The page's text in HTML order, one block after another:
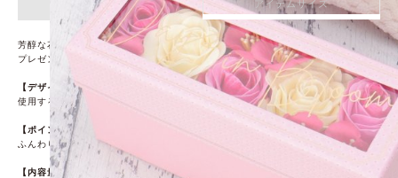
アイテム詳細 アイテムサイズ
芳醇な花のアロマ香るバスフラワーを詰めた華やかバスギフト。
プレゼントにもおすすめです。
【デザイン】
使用するまで飾ってインテリアとしても楽しめるアイテム！
【ポイント】
ふんわり華やかなローズの香り。
【内容量】